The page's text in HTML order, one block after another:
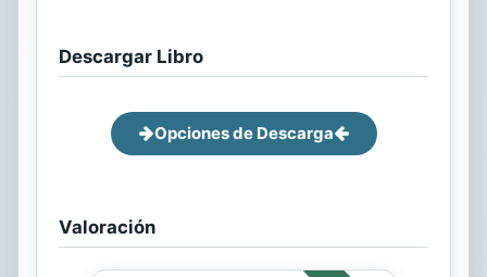
Descargar Libro
Opciones de Descarga
Valoración